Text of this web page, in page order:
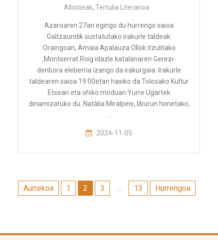
Albisteak, Tertulia Literarioa
Azaroaren 27an egingo du hurrengo saioa
Galtzaundik sustatutako irakurle taldeak.
Oraingoan, Amaia Apalauza Ollok itzulitako
,Montserrat Roig idazle katalanaren Gerezi-
denbora eleberria izango da irakurgaia. Irakurle
taldearen saioa 19:00etan hasiko da Tolosako Kultur
Etxean eta ohiko moduan Yurre Ugartek
dinamizatuko du. Natàlia Miralpeix, liburun honetako,
2024-11-05
Posts
pagination
Aurrekoa 1 2 3 … 13 Hurrengoa